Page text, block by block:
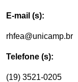
E-mail (s):
rhfea@unicamp.br
Telefone (s):
(19) 3521-0205